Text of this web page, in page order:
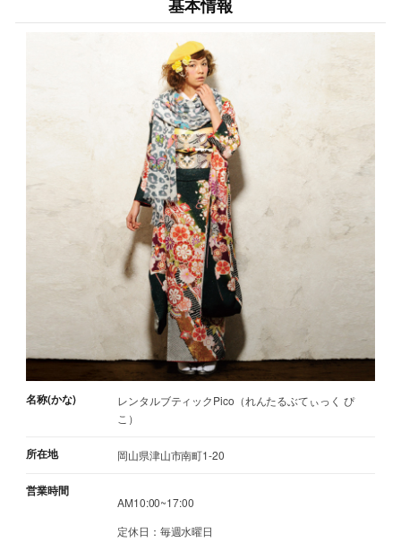
基本情報
名称(かな)
レンタルブティックPico（れんたるぶてぃっく ぴ
こ）
所在地 岡山県津山市南町1-20
営業時間
AM10:00~17:00
定休日：毎週水曜日